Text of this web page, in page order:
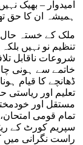
امیدوار – بھیک
ہمیشہ ان کا حق
ملک کے خستہ حال
تنظیم نو نہیں
شروعات ناقابل
خاتمے سے ہونی
ڈھانچے کا قیام
تعلیم اور
مستقل اور
تمام قومی
سپریم کورٹ کے
راست نگرانی میں